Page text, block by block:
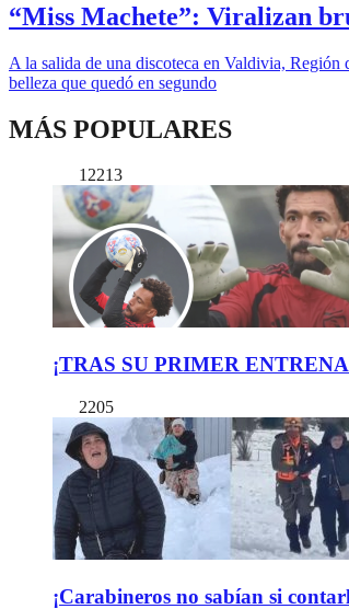
“Miss Machete”: Viralizan
A la salida de una discoteca en Valdivia,
belleza que quedó en segundo
MÁS POPULARES
12213
¡TRAS SU PRIMER
2205
¡Carabineros no sabían si